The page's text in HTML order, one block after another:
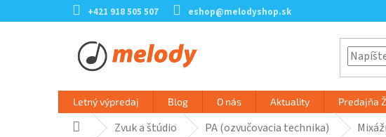
na
+421 918 505 507 eshop@melodyshop.sk
Letný výpredaj Blog O nás Aktuality Predajňa
DomovZvuk a štúdio PA (ozvučovacia technika)